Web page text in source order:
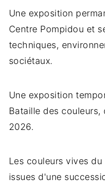
Une exposition
Centre Pompidou et
techniques,
sociétaux.
Une exposition
Bataille des couleurs,
2026.
Les couleurs vives
issues d'une